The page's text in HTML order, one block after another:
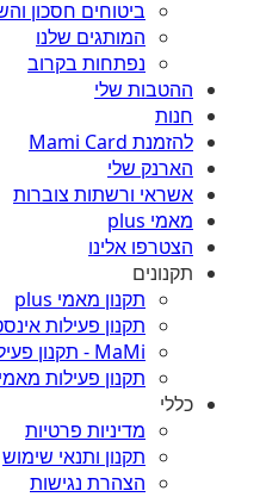
ביטוחים חסכון
המותגים שלנו
נפתחות בקרוב
ההטבות שלי
חנות
להזמנת Mami Card
הארנק שלי
אשראי ורשתות צוברות
מאמי plus
הצטרפו אלינו
תקנונים
תקנון מאמי plus
תקנון פעילות
MaMi - תקנון פעילות מאמי – מתנה לגננת
תקנון פעילות
כללי
מדיניות פרטיות
תקנון ותנאי שימוש
הצהרת נגישות